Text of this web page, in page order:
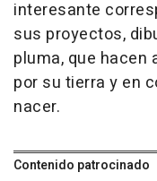
interesante
sus proyectos,
pluma, que hacen
por su tierra y en
nacer.
Contenido patrocinado